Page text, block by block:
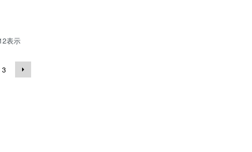
表示
3